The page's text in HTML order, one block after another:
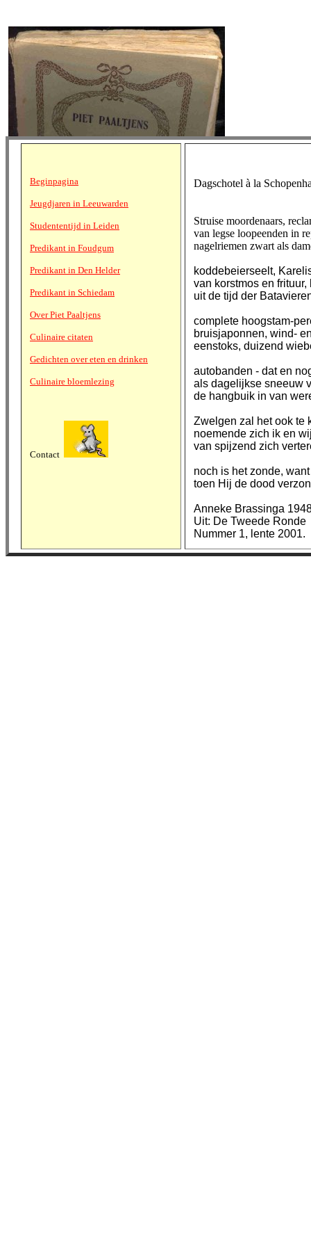
Beginpagina
Jeugdjaren in Leeuwarden
Studententijd in Leiden
Predikant in Foudgum
Predikant in Den Helder
Predikant in Schiedam
Over Piet Paaltjens
Culinaire citaten
Gedichten over eten en drinken
Culinaire bloemlezing
Contact
Dagschotel à la
Struise moordenaars,
van legse loopeenden in
nagelriemen zwart als
koddebeierseelt,
van korstmos en
uit de tijd der
complete hoogstam-
bruisjaponnen, wind-
eenstoks, duizend
autobanden - dat en
als dagelijkse sneeuw
de hangbuik in van
Zwelgen zal het ook te
noemende zich ik en
van spijzend zich
noch is het zonde,
toen Hij de dood
Anneke Brassinga
Uit: De Tweede Ronde
Nummer 1, lente 2001.